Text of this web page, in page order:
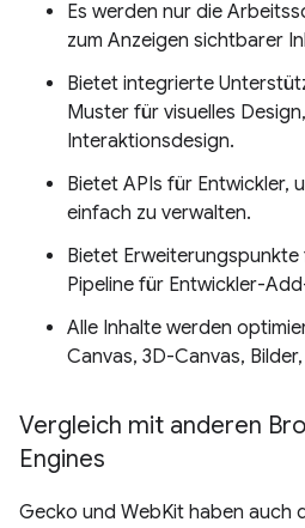
Es werden nur die
zum Anzeigen sichtbarer
Bietet integrierte
Muster für visuelles
Interaktionsdesign.
Bietet APIs für Entwickler,
einfach zu verwalten.
Bietet
Pipeline für Entwickler-
Alle Inhalte werden
Canvas, 3D-Canvas,
Vergleich mit anderen
Engines
Gecko und WebKit haben auch